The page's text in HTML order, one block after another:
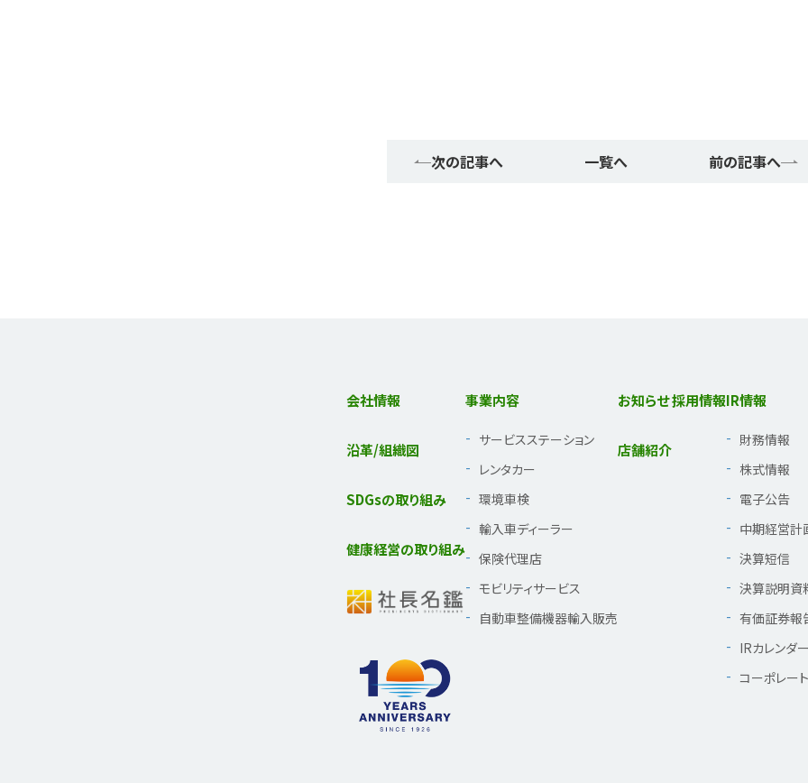
次の記事へ 一覧へ 前の記事へ
会社情報
沿革/組織図
SDGsの取り組み
健康経営の取り組み
事業内容
サービスステーション
レンタカー
環境車検
輸入車ディーラー
保険代理店
モビリティサービス
自動車整備機器輸入販売
お知らせ
店舗紹介
採用情報IR情報
財務情報
株式情報
電子公告
中期経営計
決算短信
決算説明資
有価証券報
IRカレンダ
コーポレー